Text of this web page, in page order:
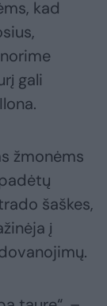
kad
gali
žmonėms
šaškes,
į